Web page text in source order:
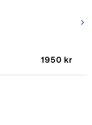
1950 kr
arrow_forward_ios